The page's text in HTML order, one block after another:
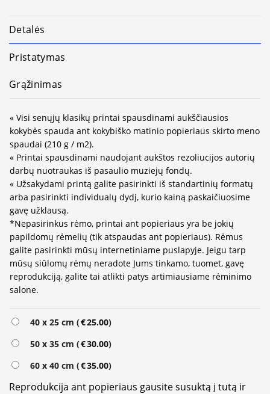
Detalės
Pristatymas
Grąžinimas
« Visi senųjų klasikų printai spausdinami aukščiausios
kokybės spauda ant kokybiško matinio popieriaus skirto meno
spaudai (210 g / m2).
« Printai spausdinami naudojant aukštos rezoliucijos autorių
darbų nuotraukas iš pasaulio muziejų fondų.
« Užsakydami printą galite pasirinkti iš standartinių formatų
arba pasirinkti individualų dydį, kurio kainą paskaičiuosime
gavę užklausą.
*Nepasirinkus rėmo, printai ant popieriaus yra be jokių
papildomų rėmelių (tik atspaudas ant popieriaus). Rėmus
galite pasirinkti mūsų internetiniame puslapyje. Jeigu tarp
mūsų siūlomų rėmų neradote Jums tinkamo, tuomet, gavę
reprodukciją, galite tai atlikti patys artimiausiame rėminimo
salone.
40 x 25 cm (€25.00)
50 x 35 cm (€30.00)
60 x 40 cm (€35.00)
Reprodukcija ant popieriaus gausite susuktą į tutą ir
Alternative: